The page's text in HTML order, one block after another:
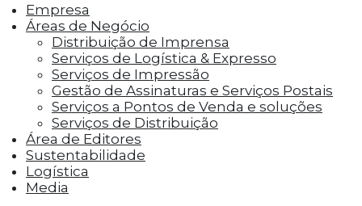
funcionalidades, como compartilhar o
conteúdo do site em plataformas de social
media, coletar feedbacks e outros recursos de
terceiros.
Cookies Marketing
Os cookies de marketing são usados para
entregar aos visitantes anúncios
personalizados com base nas páginas que eles
visitaram antes e analisar a eficácia da
campanha publicitária.
Empresa
Áreas de Negócio
Distribuição de Imprensa
Serviços de Logística & Expresso
Serviços de Impressão
Gestão de Assinaturas e Serviços Postais
Serviços a Pontos de Venda e soluções
Serviços de Distribuição
Área de Editores
Sustentabilidade
Logística
Media